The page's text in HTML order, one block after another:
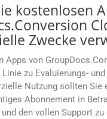
kostenlosen
Zwecke
Apps von
zu Evaluierungs-
Nutzung sollten Sie
Abonnement in
den vollen Support zu